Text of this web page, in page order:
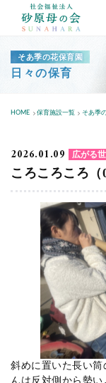
そあ季の花保育園
日々の保育
HOME 保育施設一覧 そあ季
2026.01.09 広がる
ころころころ（
斜めに置いた長い